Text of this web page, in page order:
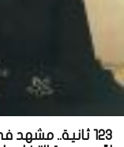
123 ثانية..